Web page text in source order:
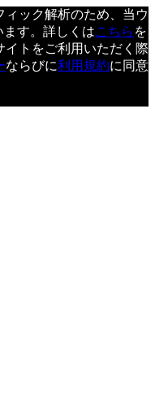
ック解析のため、当ウ
ます。詳しくはこちら を
イトをご利用いただく際
ならびに利用規約に同意